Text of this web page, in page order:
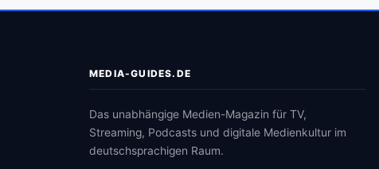
MEDIA-GUIDES.DE
Das unabhängige Medien-Magazin für TV,
Streaming, Podcasts und digitale Medienkultur im
deutschsprachigen Raum.